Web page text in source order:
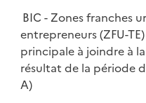
BIC - Zones franches
entrepreneurs (ZFU-
principale à joindre à
résultat de la période
A)